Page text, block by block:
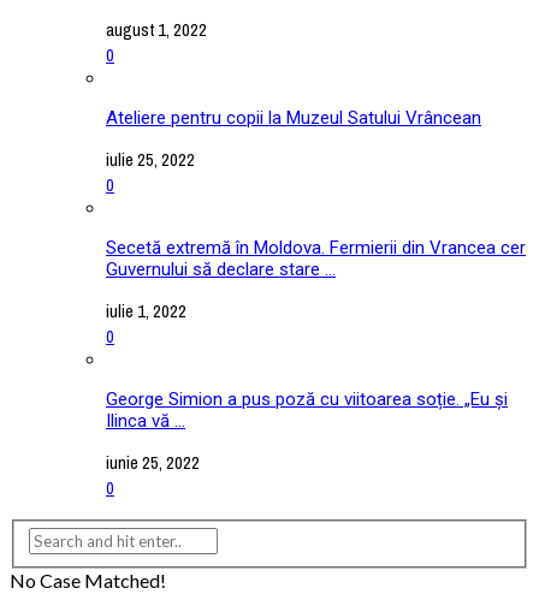
august 1, 2022
0
Ateliere pentru copii la Muzeul Satului Vrâncean
iulie 25, 2022
0
Secetă extremă în Moldova. Fermierii din Vrancea cer
Guvernului să declare stare ...
iulie 1, 2022
0
George Simion a pus poză cu viitoarea soție. „Eu și
Ilinca vă ...
iunie 25, 2022
0
No Case Matched!